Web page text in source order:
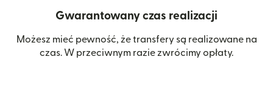
Gwarantowany czas realizacji
Możesz mieć pewność, że transfery są realizowane na
czas. W przeciwnym razie zwrócimy opłaty.